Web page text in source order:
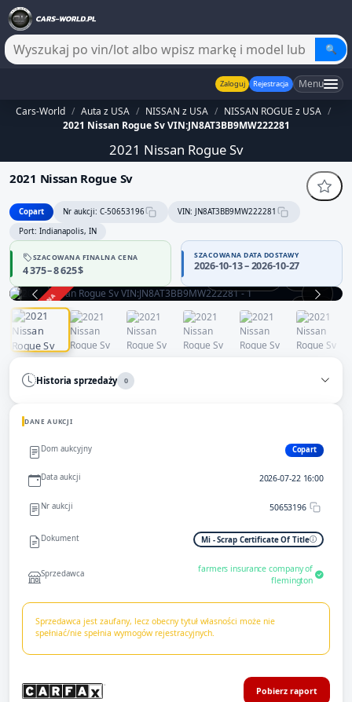
🔍
Zaloguj Rejestracja Menu
Cars-World / Auta z USA / NISSAN z USA / NISSAN ROGUE z USA /
2021 Nissan Rogue Sv VIN:JN8AT3BB9MW222281
2021 Nissan Rogue Sv
2021 Nissan Rogue Sv
Copart Nr aukcji: C-50653196
VIN: JN8AT3BB9MW222281
Port: Indianapolis, IN
SZACOWANA FINALNA CENA
4 375 – 8 625 $
SZACOWANA DATA DOSTAWY
2026-10-13 – 2026-10-27
ZAKOŃCZONA
Historia sprzedaży 0
DANE AUKCJI
Dom aukcyjny Copart
Data aukcji 2026-07-22 16:00
Nr aukcji 50653196
Dokument Mi - Scrap Certificate Of Title
Sprzedawca
farmers insurance company of
flemington
Sprzedawca jest zaufany, lecz obecny tytuł własności może nie
spełniać/nie spełnia wymogów rejestracyjnych.
Pobierz raport